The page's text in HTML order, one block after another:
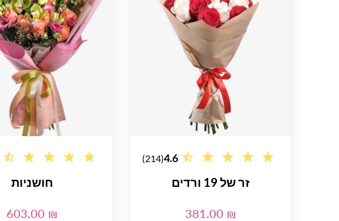
4.6
(214)
זר של 19 ורדים
381.00 ₪
חושניות
603.00 ₪